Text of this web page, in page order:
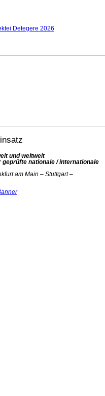
Detegere 2026
und weltweit
nationale / internationale
am Main – Stuttgart –